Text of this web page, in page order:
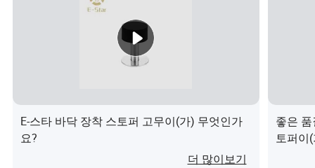
은 경우 언제든지 문의해 주십시오. 우리는 항상 전 세계의
새로운 고객과 성공적인 비즈니스 관계를 맺기를 기대합니
FAQ
Q: 당신은 공장입니까, 아니면 무역 회사입니까?
E-스타 바닥 장착 스토퍼 고무이(가) 무엇인가
요?
더 많이보기
좋은
토퍼이